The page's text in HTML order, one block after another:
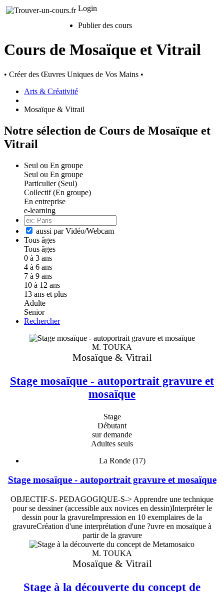
Login
Publier des cours
Cours de Mosaïque et Vitrail
• Créer des Œuvres Uniques de Vos Mains •
Arts & Créativité
Mosaïque & Vitrail
Notre sélection de Cours de Mosaïque et
Vitrail
Seul ou En groupe
Seul ou En groupe
Particulier (Seul)
Collectif (En groupe)
En entreprise
e-learning
aussi par Vidéo/Webcam
Tous âges
Tous âges
0 à 3 ans
4 à 6 ans
7 à 9 ans
10 à 12 ans
13 ans et plus
Adulte
Senior
Rechercher
M. TOUKA
Mosaïque & Vitrail
Stage mosaïque - autoportrait gravure et
mosaïque
Stage
Débutant
sur demande
Adultes seuls
La Ronde (17)
Stage mosaïque - autoportrait gravure et mosaïque
OBJECTIF-S- PEDAGOGIQUE-S-> Apprendre une technique
pour se dessiner (accessible aux novices en dessin)Interpréter le
dessin pour la gravureImpression en 10 exemplaires de la
gravureCréation d'une interprétation d'une ?uvre en mosaïque à
partir de la gravure
M. TOUKA
Mosaïque & Vitrail
Stage à la découverte du concept de